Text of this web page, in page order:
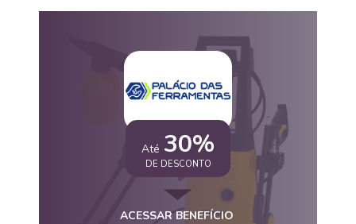
Até 30%
DE DESCONTO
ACESSAR BENEFÍCIO